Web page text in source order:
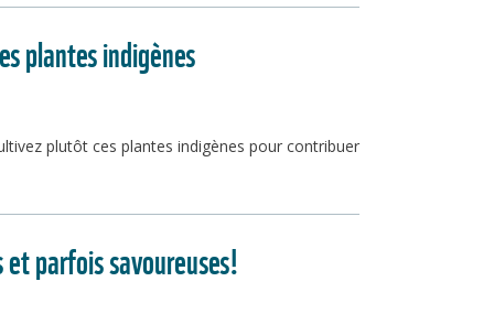
plantes indigènes
plutôt ces plantes indigènes pour contribuer
parfois savoureuses!